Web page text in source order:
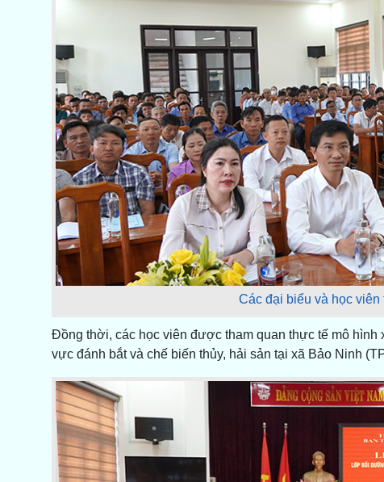
Các đại biểu và học
Đồng thời, các học viên được tham quan thực tế mô hình
vực đánh bắt và chế biến thủy, hải sản tại xã Bảo Ninh